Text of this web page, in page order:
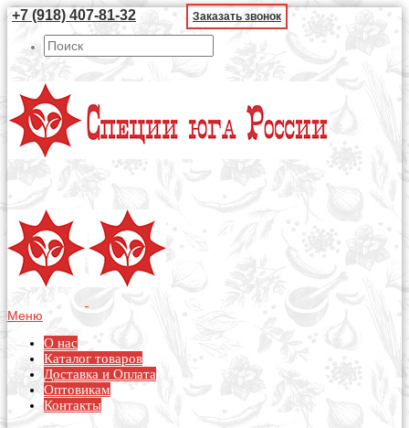
+7 (918) 407-81-32 Заказать звонок
Меню
О нас
Каталог товаров
Доставка и Оплата
Оптовикам
Контакты